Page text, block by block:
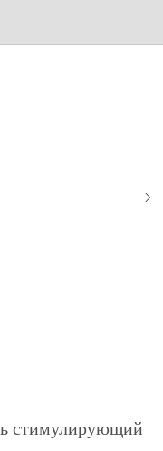
стимулирующий